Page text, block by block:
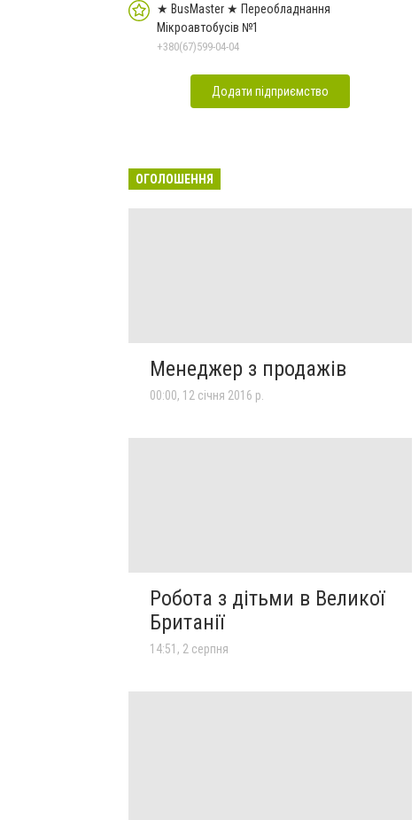
★ BusMaster ★ Переобладнання
Мікроавтобусів №1
+380(67)599-04-04
Додати підприємство
ОГОЛОШЕННЯ
Менеджер з продажів
00:00, 12 січня 2016 р.
Робота з дітьми в Великої
Британії
14:51, 2 серпня